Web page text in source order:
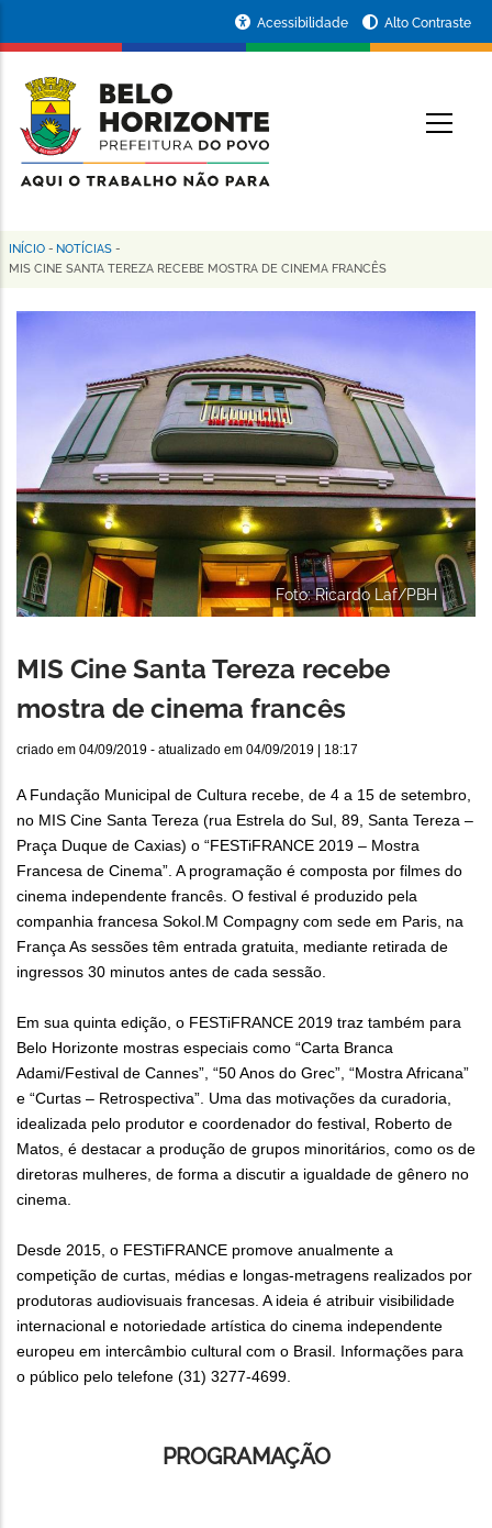
conteúdo
principal
da
Prefeitura
de
Horizonte
Acessibilidade Alto Contraste
Trilha
navegação
INÍCIO - NOTÍCIAS -
MIS CINE SANTA TEREZA RECEBE MOSTRA DE CINEMA FRANCÊS
Foto: Ricardo Laf/PBH
MIS Cine Santa Tereza recebe
mostra de cinema francês
criado em 04/09/2019 - atualizado em 04/09/2019 | 18:17
A Fundação Municipal de Cultura recebe, de 4 a 15 de setembro,
no MIS Cine Santa Tereza (rua Estrela do Sul, 89, Santa Tereza –
Praça Duque de Caxias) o “FESTiFRANCE 2019 – Mostra
Francesa de Cinema”. A programação é composta por filmes do
cinema independente francês. O festival é produzido pela
companhia francesa Sokol.M Compagny com sede em Paris, na
França As sessões têm entrada gratuita, mediante retirada de
ingressos 30 minutos antes de cada sessão.
Em sua quinta edição, o FESTiFRANCE 2019 traz também para
Belo Horizonte mostras especiais como “Carta Branca
Adami/Festival de Cannes”, “50 Anos do Grec”, “Mostra Africana”
e “Curtas – Retrospectiva”. Uma das motivações da curadoria,
idealizada pelo produtor e coordenador do festival, Roberto de
Matos, é destacar a produção de grupos minoritários, como os de
diretoras mulheres, de forma a discutir a igualdade de gênero no
cinema.
Desde 2015, o FESTiFRANCE promove anualmente a
competição de curtas, médias e longas-metragens realizados por
produtoras audiovisuais francesas. A ideia é atribuir visibilidade
internacional e notoriedade artística do cinema independente
europeu em intercâmbio cultural com o Brasil. Informações para
o público pelo telefone (31) 3277-4699.
PROGRAMAÇÃO